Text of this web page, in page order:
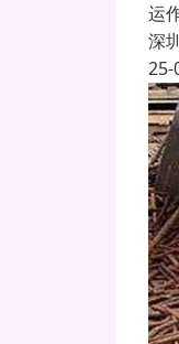
运
深
25-